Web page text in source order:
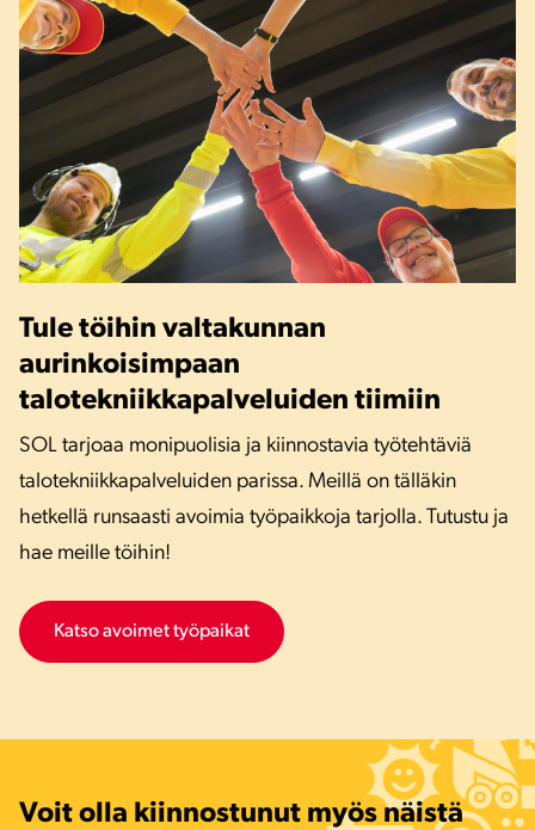
Tule töihin valtakunnan
aurinkoisimpaan
talotekniikkapalveluiden tiimiin
SOL tarjoaa monipuolisia ja kiinnostavia työtehtäviä
talotekniikkapalveluiden parissa. Meillä on tälläkin
hetkellä runsaasti avoimia työpaikkoja tarjolla. Tutustu ja
hae meille töihin!
Katso avoimet työpaikat
Voit olla kiinnostunut myös näistä